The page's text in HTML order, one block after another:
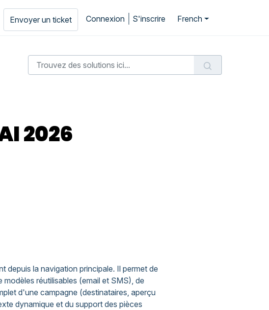
Envoyer un ticket Connexion S'inscrire French
2026
depuis la navigation principale. Il permet de
réutilisables (email et SMS), de
d'une campagne (destinataires, aperçu
dynamique et du support des pièces